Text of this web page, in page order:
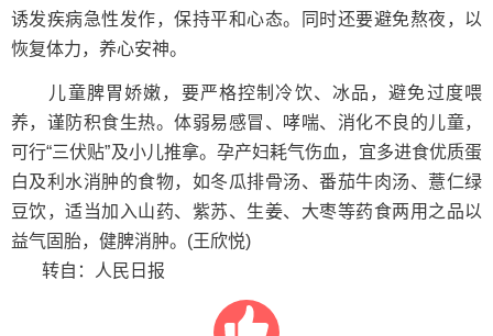
诱发疾病急性发作，保持平和心态。同时还要避免熬夜，以
恢复体力，养心安神。
儿童脾胃娇嫩，要严格控制冷饮、冰品，避免过度喂
养，谨防积食生热。体弱易感冒、哮喘、消化不良的儿童，
可行“三伏贴”及小儿推拿。孕产妇耗气伤血，宜多进食优质蛋
白及利水消肿的食物，如冬瓜排骨汤、番茄牛肉汤、薏仁绿
豆饮，适当加入山药、紫苏、生姜、大枣等药食两用之品以
益气固胎，健脾消肿。(王欣悦)
转自：人民日报